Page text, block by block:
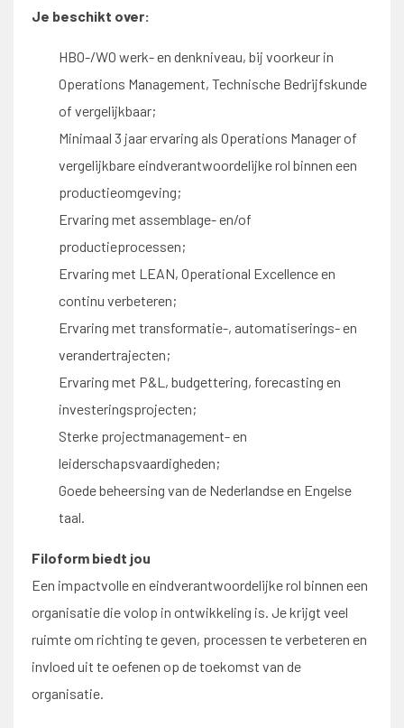
Je beschikt over:
HBO-/WO werk- en denkniveau, bij voorkeur in
Operations Management, Technische Bedrijfskunde
of vergelijkbaar;
Minimaal 3 jaar ervaring als Operations Manager of
vergelijkbare eindverantwoordelijke rol binnen een
productieomgeving;
Ervaring met assemblage- en/of
productieprocessen;
Ervaring met LEAN, Operational Excellence en
continu verbeteren;
Ervaring met transformatie-, automatiserings- en
verandertrajecten;
Ervaring met P&L, budgettering, forecasting en
investeringsprojecten;
Sterke projectmanagement- en
leiderschapsvaardigheden;
Goede beheersing van de Nederlandse en Engelse
taal.
Filoform biedt jou
Een impactvolle en eindverantwoordelijke rol binnen een
organisatie die volop in ontwikkeling is. Je krijgt veel
ruimte om richting te geven, processen te verbeteren en
invloed uit te oefenen op de toekomst van de
organisatie.